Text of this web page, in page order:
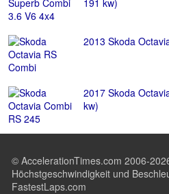
191 kw)
2013 Skoda
2017 Skoda
kw)
© AccelerationTimes.com 2006-
Höchstgeschwindigkeit und
FastestLaps.com